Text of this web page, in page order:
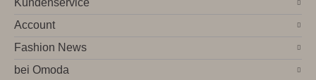
Kundenservice
Account
Fashion News
bei Omoda